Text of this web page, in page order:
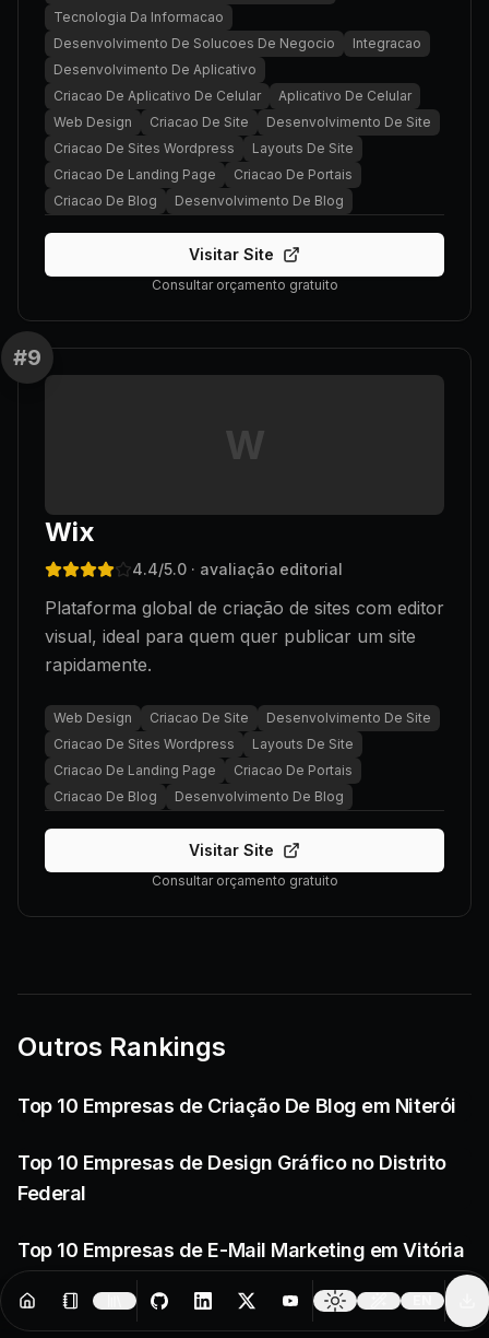
Tecnologia Da Informacao
Desenvolvimento De Solucoes De Negocio
Integracao
Desenvolvimento De Aplicativo
Criacao De Aplicativo De Celular
Aplicativo De Celular
Web Design
Criacao De Site
Desenvolvimento De Site
Criacao De Sites Wordpress
Layouts De Site
Criacao De Landing Page
Criacao De Portais
Criacao De Blog
Desenvolvimento De Blog
Visitar Site
Consultar orçamento gratuito
#9
W
Wix
4.4/5.0 · avaliação editorial
Plataforma global de criação de sites com editor
visual, ideal para quem quer publicar um site
rapidamente.
Web Design Criacao De Site
Desenvolvimento De Site
Criacao De Sites Wordpress
Layouts De Site
Criacao De Landing Page
Criacao De Portais
Criacao De Blog
Desenvolvimento De Blog
Visitar Site
Consultar orçamento gratuito
Outros Rankings
Top 10 Empresas de Criação De Blog em Niterói
Top 10 Empresas de Design Gráfico no Distrito
Federal
Top 10 Empresas de E-Mail Marketing em Vitória
da Conquista
Resources Creator Tools
Change